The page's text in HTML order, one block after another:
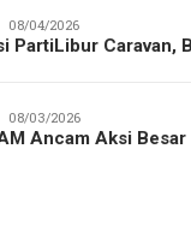
08/04/2026
PartiLibur Caravan,
08/03/2026
Ancam Aksi